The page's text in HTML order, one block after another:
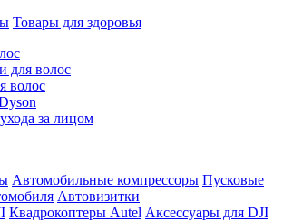
Товары для здоровья
для волос
волос
за лицом
Автомобильные компрессоры Пусковые
Автовизитки
Квадрокоптеры Autel Аксессуары для DJI